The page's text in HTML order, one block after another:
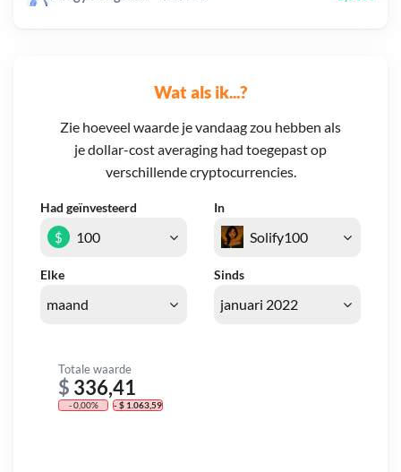
Wat als ik...?
Zie hoeveel waarde je vandaag zou hebben als
je dollar-cost averaging had toegepast op
verschillende cryptocurrencies.
Had geïnvesteerd In
Elke Sinds
$
Totale waarde
$ 336,41
- 0,00% - $ 1.063,59